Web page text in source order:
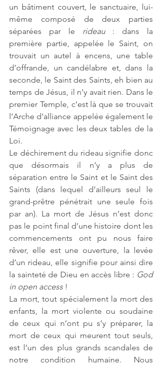
un bâtiment couvert, le sanctuaire, lui-
même composé de deux parties
séparées par le rideau : dans la
première partie, appelée le Saint, on
trouvait un autel à encens, une table
d’offrande, un candélabre et, dans la
seconde, le Saint des Saints, eh bien au
temps de Jésus, il n’y avait rien. Dans le
premier Temple, c’est là que se trouvait
l’Arche d’alliance appelée également le
Témoignage avec les deux tables de la
Loi.
Le déchirement du rideau signifie donc
que désormais il n’y a plus de
séparation entre le Saint et le Saint des
Saints (dans lequel d’ailleurs seul le
grand-prêtre pénétrait une seule fois
par an). La mort de Jésus n’est donc
pas le point final d’une histoire dont les
commencements ont pu nous faire
rêver, elle est une ouverture, la levée
d’un rideau, elle signifie pour ainsi dire
la sainteté de Dieu en accès libre : God
in open access !
La mort, tout spécialement la mort des
enfants, la mort violente ou soudaine
de ceux qui n’ont pu s’y préparer, la
mort de ceux qui meurent tout seuls,
est l’un des plus grands scandales de
notre condition humaine. Nous